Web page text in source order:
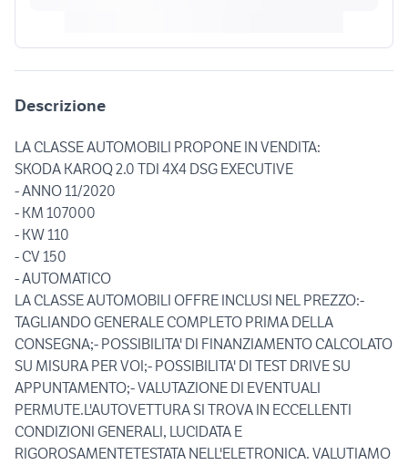
Descrizione
LA CLASSE AUTOMOBILI PROPONE IN VENDITA:
SKODA KAROQ 2.0 TDI 4X4 DSG EXECUTIVE
- ANNO 11/2020
- KM 107000
- KW 110
- CV 150
- AUTOMATICO
LA CLASSE AUTOMOBILI OFFRE INCLUSI NEL PREZZO:-
TAGLIANDO GENERALE COMPLETO PRIMA DELLA
CONSEGNA;- POSSIBILITA' DI FINANZIAMENTO CALCOLATO
SU MISURA PER VOI;- POSSIBILITA' DI TEST DRIVE SU
APPUNTAMENTO;- VALUTAZIONE DI EVENTUALI
PERMUTE.L'AUTOVETTURA SI TROVA IN ECCELLENTI
CONDIZIONI GENERALI, LUCIDATA E
RIGOROSAMENTETESTATA NELL'ELETRONICA. VALUTIAMO